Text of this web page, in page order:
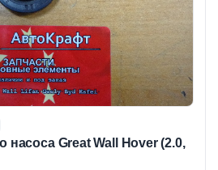
насоса Great Wall Hover (2.0,